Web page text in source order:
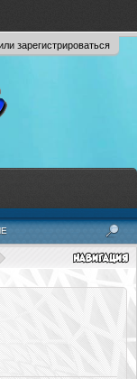
зарегистрироваться